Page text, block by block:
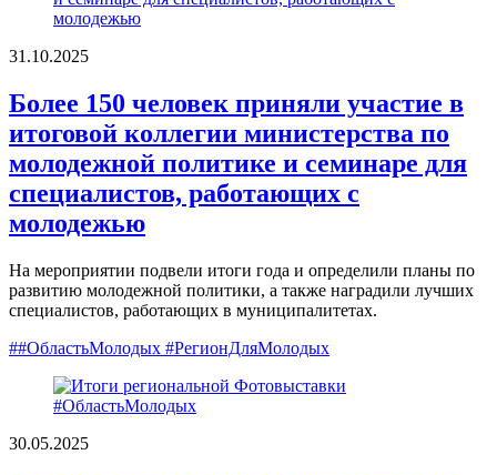
31.10.2025
Более 150 человек приняли участие в
итоговой коллегии министерства по
молодежной политике и семинаре для
специалистов, работающих с
молодежью
На мероприятии подвели итоги года и определили планы по
развитию молодежной политики, а также наградили лучших
специалистов, работающих в муниципалитетах.
##ОбластьМолодых #РегионДляМолодых
30.05.2025